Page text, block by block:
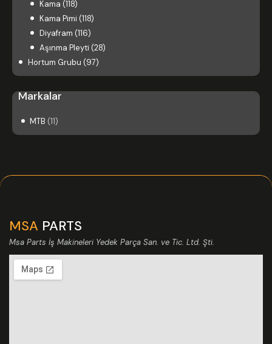
Kama (118)
Kama Pimi (118)
Diyafram (116)
Aşınma Pleyti (28)
Hortum Grubu (97)
Markalar
MTB (11)
MSA PARTS
Msa Parts İş Makineleri Yedek Parça San. ve Tic. Ltd. Şti.